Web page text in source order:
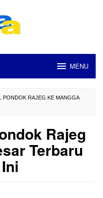
MENU
PONDOK RAJEG KE MANGGA
Rajeg
Terbaru